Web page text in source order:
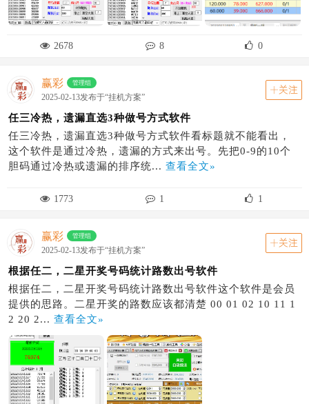
2678 8 0
赢彩 管理组
2025-02-13发布于“挂机方案”
关注
任三冷热，遗漏直选3种做号方式软件
任三冷热，遗漏直选3种做号方式软件看标题就不能看出，
这个软件是通过冷热，遗漏的方式来出号。先把0-9的10个
胆码通过冷热或遗漏的排序统... 查看全文»
1773 1 1
赢彩 管理组
2025-02-13发布于“挂机方案”
关注
根据任二，二星开奖号码统计路数出号软件
根据任二，二星开奖号码统计路数出号软件这个软件是会员
提供的思路。二星开奖的路数应该都清楚 00 01 02 10 11 1
2 20 2... 查看全文»